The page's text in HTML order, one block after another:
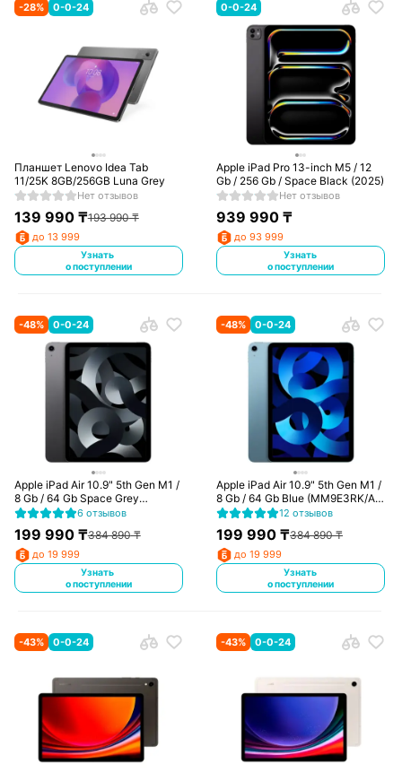
-28% 0-0-24
Планшет Lenovo Idea Tab
11/25K 8GB/256GB Luna Grey
Нет отзывов
139 990₸193 990₸
до 13 999
Узнать
о поступлении
0-0-24
Apple iPad Pro 13-inch M5 / 12
Gb / 256 Gb / Space Black (2025)
Нет отзывов
939 990 ₸
до 93 999
Узнать
о поступлении
-48% 0-0-24
Apple iPad Air 10.9" 5th Gen M1 /
8 Gb / 64 Gb Space Grey
(MM9C3RK/A) (2022)
6 отзывов
199 990₸384 890₸
до 19 999
Узнать
о поступлении
-48% 0-0-24
Apple iPad Air 10.9" 5th Gen M1 /
8 Gb / 64 Gb Blue (MM9E3RK/A)
(2022)
12 отзывов
199 990 ₸384 890₸
до 19 999
Узнать
о поступлении
-43% 0-0-24 -43% 0-0-24